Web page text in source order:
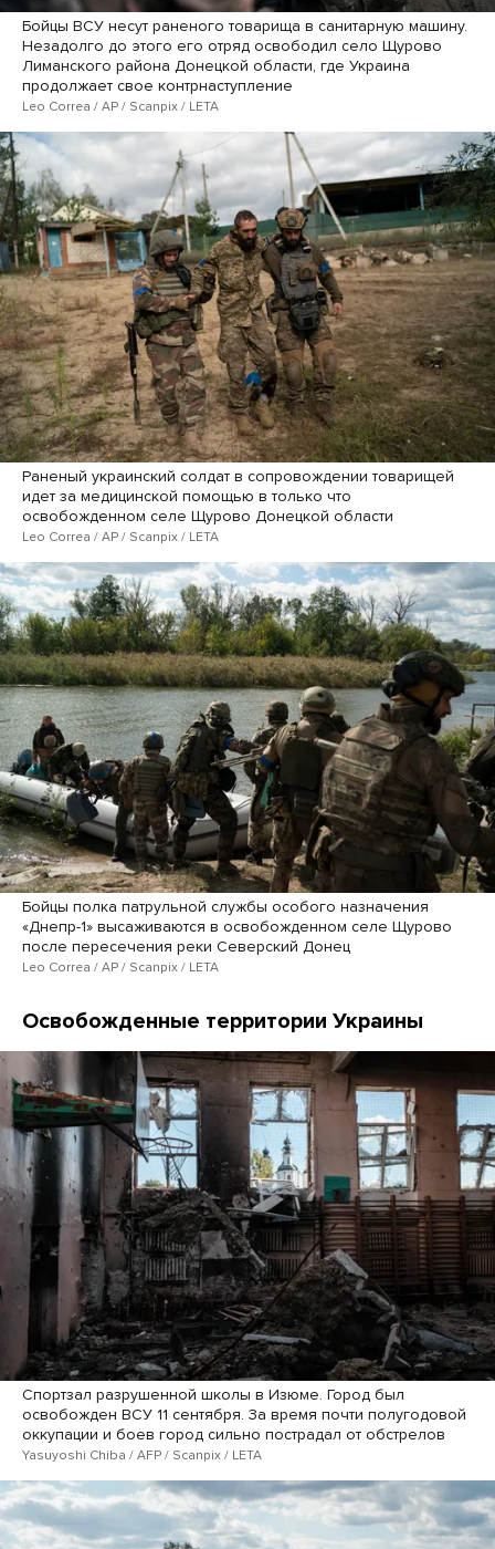
Бойцы ВСУ несут раненого товарища в санитарную машину.
Незадолго до этого его отряд освободил село Щурово
Лиманского района Донецкой области, где Украина
продолжает свое контрнаступление
Leo Correa / AP / Scanpix / LETA
Раненый украинский солдат в сопровождении товарищей
идет за медицинской помощью в только что
освобожденном селе Щурово Донецкой области
Leo Correa / AP / Scanpix / LETA
Бойцы полка патрульной службы особого назначения
«Днепр-1» высаживаются в освобожденном селе Щурово
после пересечения реки Северский Донец
Leo Correa / AP / Scanpix / LETA
Освобожденные территории Украины
Спортзал разрушенной школы в Изюме. Город был
освобожден ВСУ 11 сентября. За время почти полугодовой
оккупации и боев город сильно пострадал от обстрелов
Yasuyoshi Chiba / AFP / Scanpix / LETA